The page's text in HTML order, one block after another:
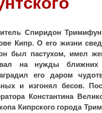
Спиридон
Кипр. О его жизни
был пастухом, имел
на нужды ближних
его даром
и изгонял бесов.
Константина
Кипрского города